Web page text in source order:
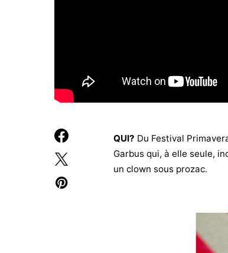
QUI? Du Festival
Garbus qui, à elle seule,
un clown sous prozac.